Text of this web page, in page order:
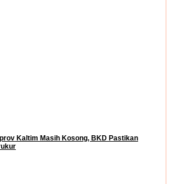
Kaltim Masih Kosong, BKD Pastikan